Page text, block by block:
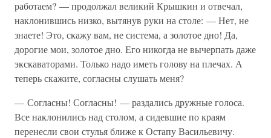
работаем? — продолжал великий Крышкин и отвечал,
наклонившись низко, вытянув руки на столе: — Нет, не
знаете! Это, скажу вам, не система, а золотое дно! Да,
дорогие мои, золотое дно. Его никогда не вычерпать даже
экскаваторами. Только надо иметь голову на плечах. А
теперь скажите, согласны слушать меня?
— Согласны! Согласны! — раздались дружные голоса.
Все наклонились над столом, а сидевшие по краям
перенесли свои стулья ближе к Остапу Васильевичу.